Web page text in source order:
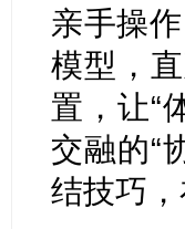
亲手操
模型，
置，让“
交融的“
结技巧